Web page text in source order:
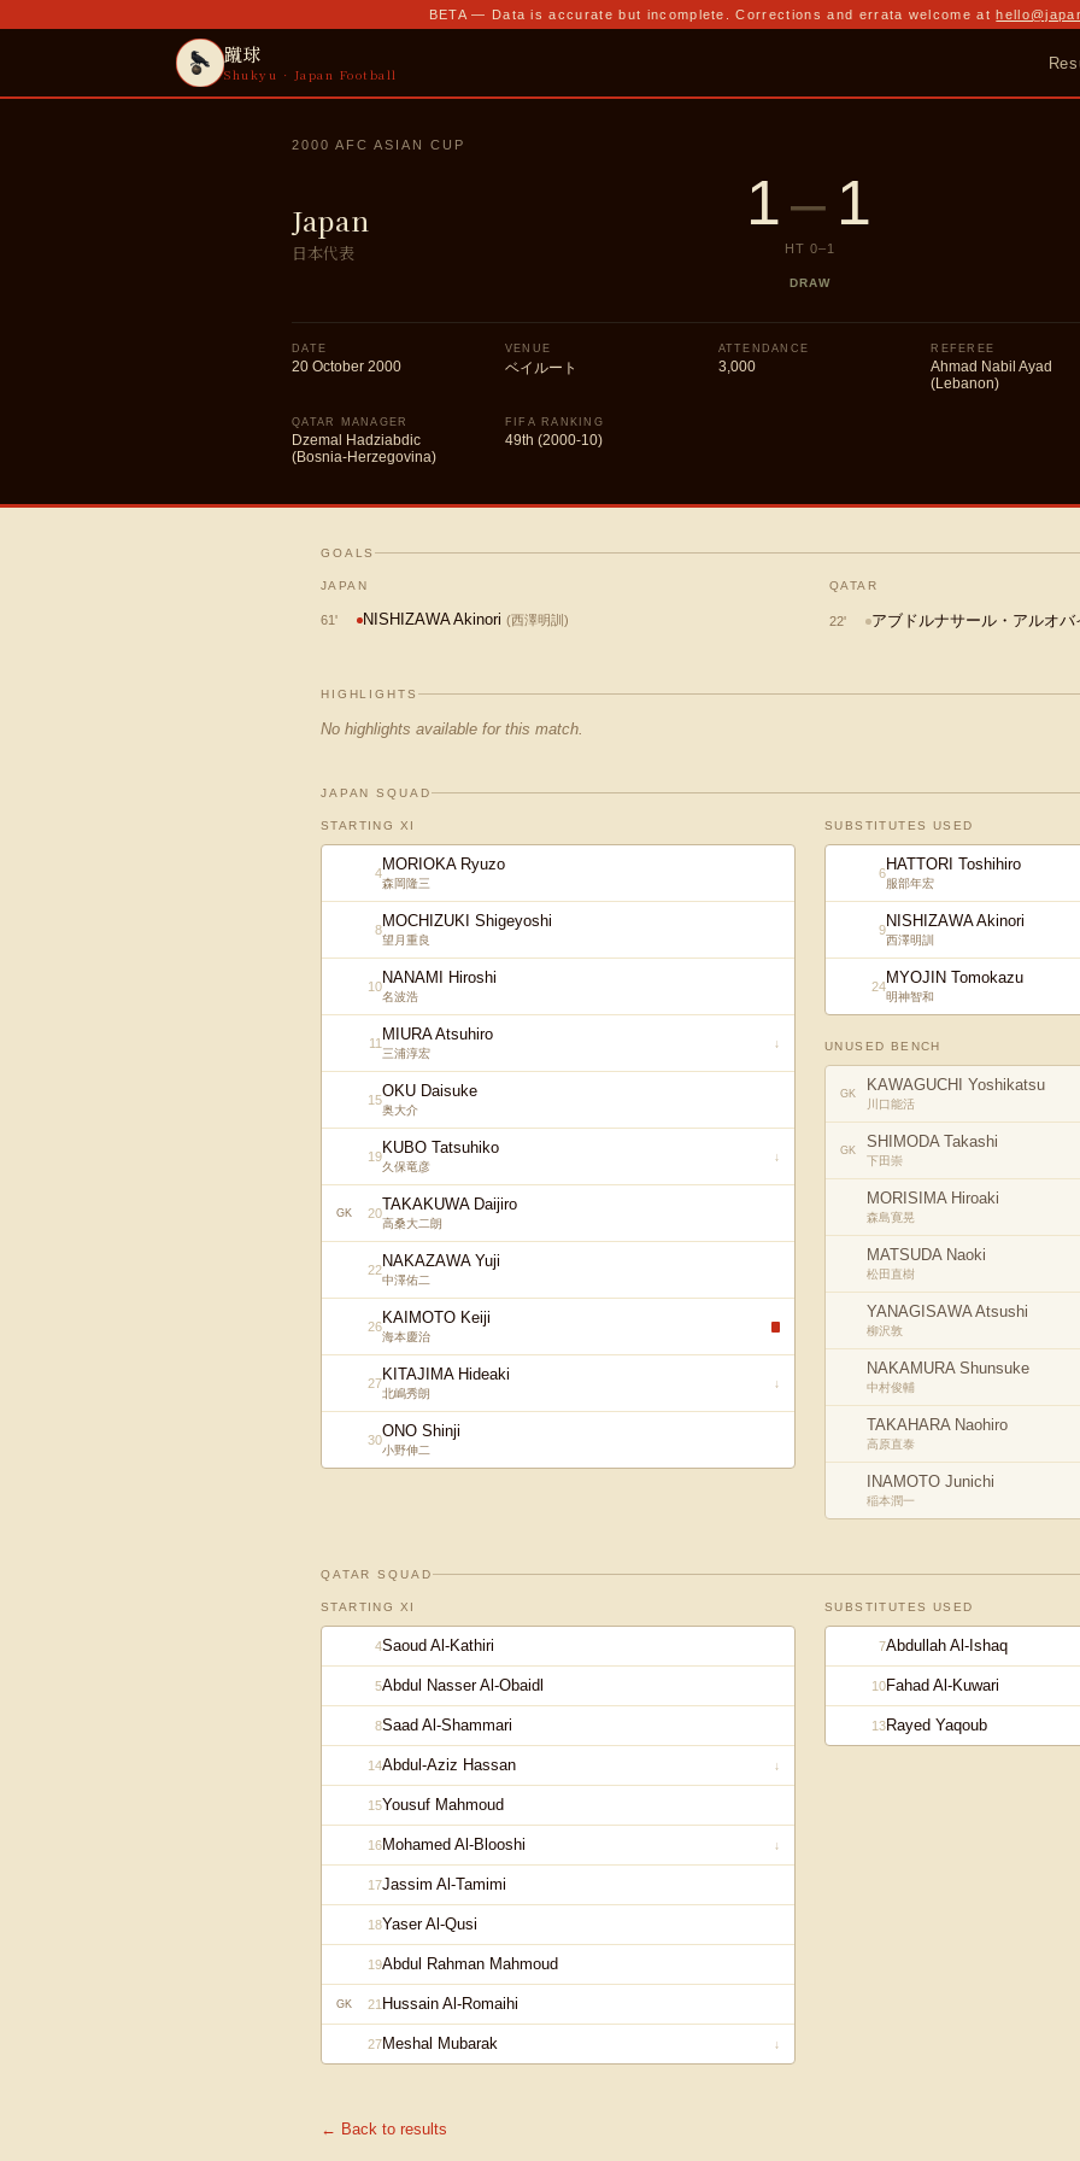
BETA — Data is accurate but incomplete. Corrections and errata welcome at
蹴球
Shukyu · Japan Football
2000 AFC ASIAN CUP
Japan
日本代表
1– 1
HT 0–1
DRAW
DATE
20 October 2000
VENUE
ベイルート
ATTENDANCE
3,000
REFEREE
Ahmad Nabil Ayad
(Lebanon)
QATAR MANAGER
Dzemal Hadziabdic
(Bosnia-Herzegovina)
FIFA RANKING
49th (2000-10)
GOALS
JAPAN
61' NISHIZAWA Akinori (西澤明訓 )
QATAR
22' アブドルナサール・アルオバ
HIGHLIGHTS
No highlights available for this match.
JAPAN SQUAD
STARTING XI
4MORIOKA Ryuzo
森岡隆三
8MOCHIZUKI Shigeyoshi
望月重良
10NANAMI Hiroshi
名波浩
11 MIURA Atsuhiro
三浦淳宏
↓
15OKU Daisuke
奥大介
19KUBO Tatsuhiko
久保竜彦
↓
GK 20TAKAKUWA Daijiro
高桑大二朗
22NAKAZAWA Yuji
中澤佑二
26KAIMOTO Keiji
海本慶治
27KITAJIMA Hideaki
北嶋秀朗
↓
30ONO Shinji
小野伸二
SUBSTITUTES USED
6HATTORI Toshihiro
服部年宏
9NISHIZAWA Akinori
西澤明訓
24MYOJIN Tomokazu
明神智和
UNUSED BENCH
GK KAWAGUCHI Yoshikatsu
川口能活
GK SHIMODA Takashi
下田崇
MORISIMA Hiroaki
森島寛晃
MATSUDA Naoki
松田直樹
YANAGISAWA Atsushi
柳沢敦
NAKAMURA Shunsuke
中村俊輔
TAKAHARA Naohiro
高原直泰
INAMOTO Junichi
稲本潤一
QATAR SQUAD
STARTING XI
4Saoud Al-Kathiri
5Abdul Nasser Al-Obaidl
8Saad Al-Shammari
14Abdul-Aziz Hassan ↓
15Yousuf Mahmoud
16Mohamed Al-Blooshi ↓
17Jassim Al-Tamimi
18Yaser Al-Qusi
19Abdul Rahman Mahmoud
GK 21 Hussain Al-Romaihi
27Meshal Mubarak ↓
SUBSTITUTES USED
7Abdullah Al-Ishaq
10Fahad Al-Kuwari
13Rayed Yaqoub
← Back to results